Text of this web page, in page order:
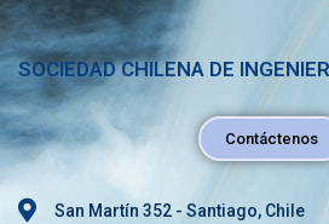
SOCIEDAD CHILENA DE
Contáctenos
San Martín 352 - Santiago, Chile